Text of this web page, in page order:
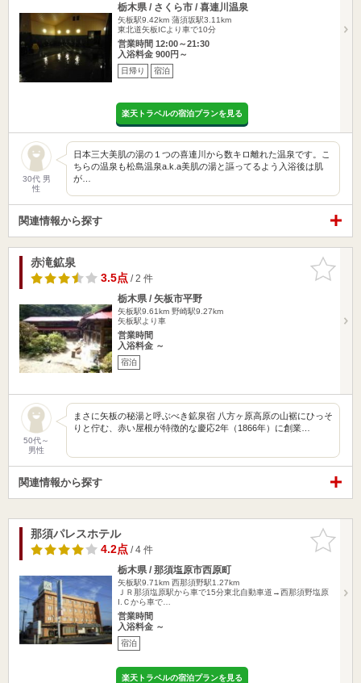
栃木県 / さくら市 / 喜連川温泉
矢板駅9.42km 蒲須坂駅3.11km
東北道矢板ICより車で10分
営業時間 12:00～21:30
入浴料金 900円～
日帰り 宿泊
楽天トラベルの宿泊プランを見る
30代 男
性
日本三大美肌の湯の１つの喜連川から数キロ離れた温泉です。こ
ちらの温泉も松島温泉a.k.a美肌の湯と謳ってるよう入浴後は肌
が…
関連情報から探す
お気に入
りに追加
赤滝鉱泉
3.5点/ 2 件
栃木県 / 矢板市平野
矢板駅9.61km 野崎駅9.27km
矢板駅より車
営業時間
入浴料金 ～
宿泊
50代～
男性
まさに矢板の秘湯と呼ぶべき鉱泉宿 八方ヶ原高原の山裾にひっそ
りと佇む、赤い屋根が特徴的な慶応2年（1866年）に創業…
関連情報から探す
お気に入
りに追加
那須パレスホテル
4.2点/ 4 件
栃木県 / 那須塩原市西原町
矢板駅9.71km 西那須野駅1.27km
ＪＲ那須塩原駅から車で15分東北自動車道→西那須野塩原
I.Ｃから車で…
営業時間
入浴料金 ～
宿泊
楽天トラベルの宿泊プランを見る